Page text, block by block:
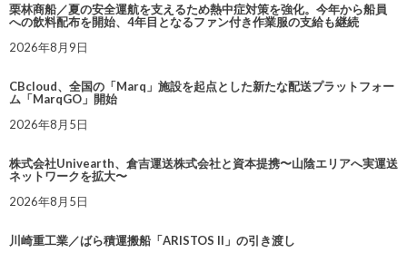
栗林商船／夏の安全運航を支えるため熱中症対策を強化。今年から船員
への飲料配布を開始、4年目となるファン付き作業服の支給も継続
2026年8月9日
CBcloud、全国の「Marq」施設を起点とした新たな配送プラットフォー
ム「MarqGO」開始
2026年8月5日
株式会社Univearth、倉吉運送株式会社と資本提携〜山陰エリアへ実運送
ネットワークを拡大〜
2026年8月5日
川崎重工業／ばら積運搬船「ARISTOS II」の引き渡し